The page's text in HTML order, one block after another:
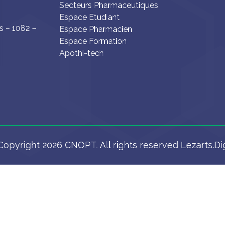
– 1082 –
Secteurs Pharmaceutiques
Espace Etudiant
Espace Pharmacien
Espace Formation
Apothi-tech
2026 CNOPT. All rights reserved